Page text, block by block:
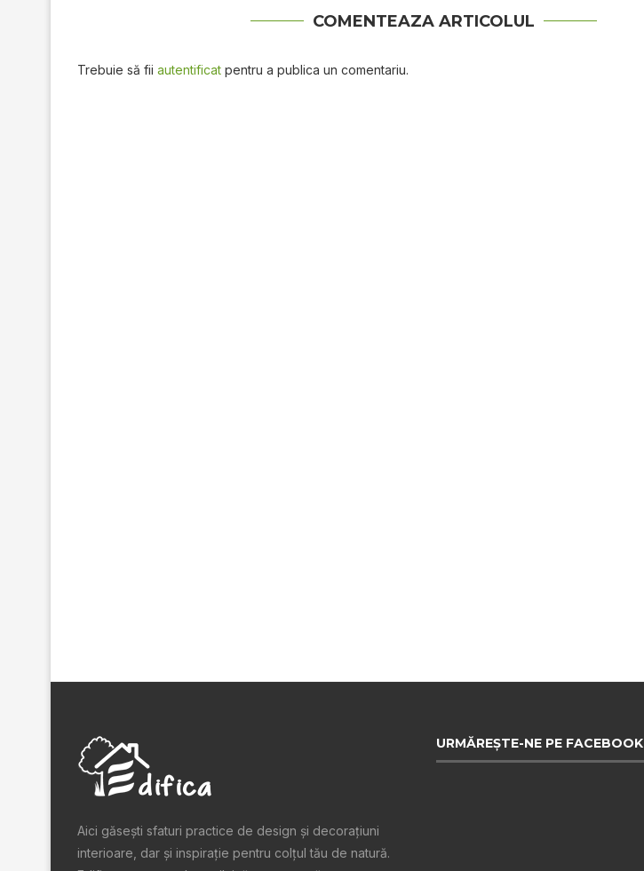
COMENTEAZA ARTICOLUL
Trebuie să fii autentificat pentru a publica un comentariu.
Aici găsești sfaturi practice de design şi decoraţiuni
interioare, dar și inspiraţie pentru colţul tău de natură.
URMĂREȘTE-NE PE FACEBOOK